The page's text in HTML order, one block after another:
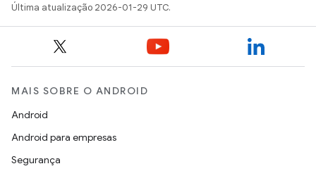
Última atualização 2026-01-29 UTC.
MAIS SOBRE O ANDROID
Android
Android para empresas
Segurança